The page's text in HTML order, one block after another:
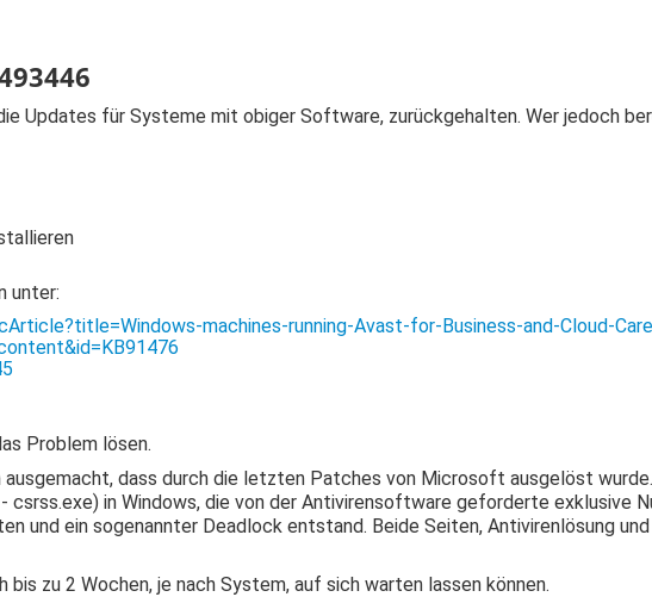
Updates für Systeme mit obiger Software, zurückgehalten. Wer jedoch
unter:
machines-running-Avast-for-Business-and-Cloud-
Problem lösen.
ausgemacht, dass durch die letzten Patches von Microsoft ausgelöst
csrss.exe) in Windows, die von der Antivirensoftware geforderte exklusive
und ein sogenannter Deadlock entstand. Beide Seiten, Antivirenlösung
zu 2 Wochen, je nach System, auf sich warten lassen können.